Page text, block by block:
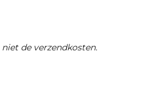
de verzendkosten.